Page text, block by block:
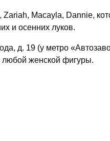
Macayla, Dannie,
и осенних луков.
д. 19 (у метро
любой женской фигуры.